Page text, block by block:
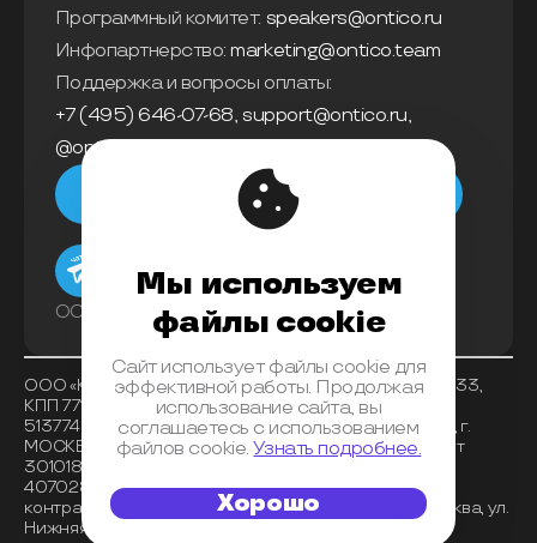
Программный комитет: speakers@ontico.ru
Инфопартнерство: marketing@ontico.team
Поддержка и вопросы оплаты:
+7 (495) 646-07-68, support@ontico.ru,
@ontico_support
Мы в телеграм
ООО «Конференции Олега Бунина»
ООО «Конференции Олега Бунина», ИНН 7733863233,
КПП 771401001 , ОКВЭД 62.01, ОКПО 26117225, ОГРН
5137746153518, Банк получателя АО «АЛЬФА-БАНК», г.
МОСКВА, БИК 044525593, корреспондентский счет
30101810200000000593, расчетный счет
40702810202720001072 , место нахождения
контрагента (индекс, регион, город) 125040, г. Москва, ул.
Нижняя, д. 14, стр. 7, оф. 08.
Мы используем
файлы cookie
Сайт использует файлы cookie для
эффективной работы. Продолжая
использование сайта, вы
соглашаетесь с использованием
файлов cookie.Узнать подробнее.
Хорошо